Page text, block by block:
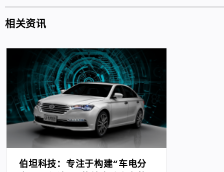
相关资讯
伯坦科技：专注于构建“车电分